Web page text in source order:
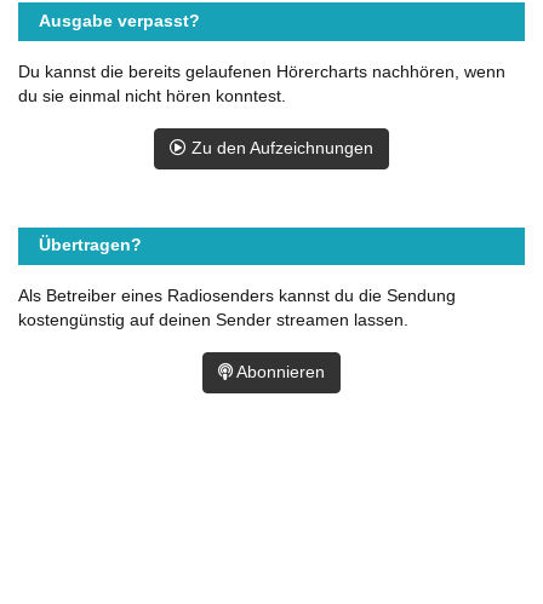
Ausgabe verpasst?
Du kannst die bereits gelaufenen Hörercharts nachhören, wenn
du sie einmal nicht hören konntest.
Zu den Aufzeichnungen
Übertragen?
Als Betreiber eines Radiosenders kannst du die Sendung
kostengünstig auf deinen Sender streamen lassen.
Abonnieren